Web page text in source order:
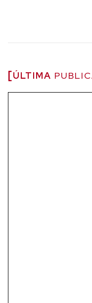
ÚLTIMA